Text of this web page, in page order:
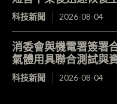
科技新聞 2026-08-04
消委會與機電署簽署
氣體用具聯合測試與
科技新聞 2026-08-04